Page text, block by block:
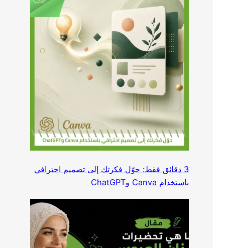
3 دقائق فقط: حوّل فكرتك إلى تصميم احترافي
باستخدام Canva وChatGPT